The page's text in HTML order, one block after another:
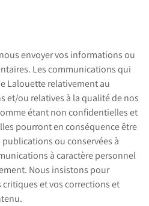
envoyer vos informations ou
Les communications qui
Lalouette relativement au
et/ou relatives à la qualité de nos
étant non confidentielles et
pourront en conséquence être
ou conservées à
à caractère personnel
Nous insistons pour
et vos corrections et